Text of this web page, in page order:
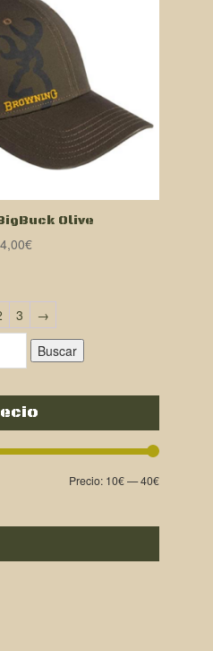
Olive
€
3
→
Buscar
Precio: 10€—40€